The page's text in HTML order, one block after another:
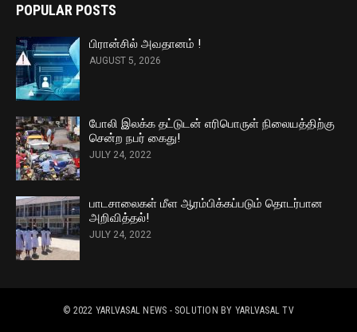
POPULAR POSTS
பிரான்சில் அவதானம் !
AUGUST 5, 2026
போலி இலக்க தட்டுடன் எரிபொருள் நிலையத்திற்கு
சென்ற நபர் கைது!
JULY 24, 2022
பாடசாலைகள் மீள ஆரம்பிக்கப்படும் தொடர்பான
அறிவித்தல்!
JULY 24, 2022
© 2022 YARLVASAL NEWS - SOLUTION BY YARLVASAL TV